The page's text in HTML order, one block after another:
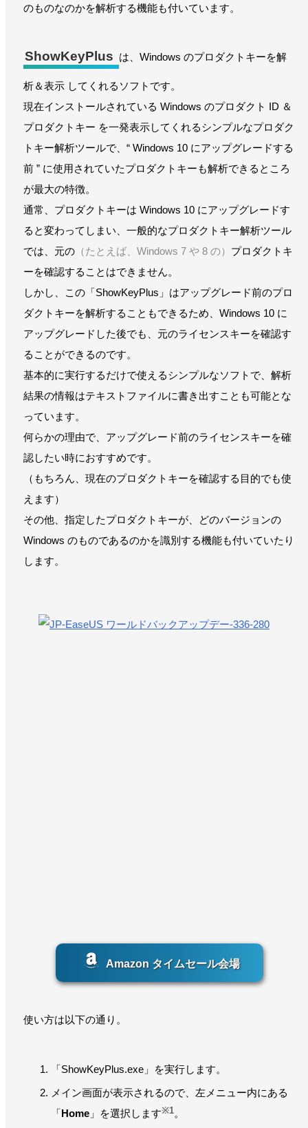
のものなのかを解析する機能も付いています。
ShowKeyPlus は、Windows のプロダクトキーを解
析＆表示 してくれるソフトです。
現在インストールされている Windows のプロダクト ID ＆
プロダクトキー を一発表示してくれるシンプルなプロダク
トキー解析ツールで、“ Windows 10 にアップグレードする
前 ” に使用されていたプロダクトキーも解析できるところ
が最大の特徴。
通常、プロダクトキーは Windows 10 にアップグレードす
ると変わってしまい、一般的なプロダクトキー解析ツール
では、元の （たとえば、Windows 7 や 8 の） プロダクトキ
ーを確認することはできません。
しかし、この「ShowKeyPlus」はアップグレード前のプロ
ダクトキーを解析することもできるため、Windows 10 に
アップグレードした後でも、元のライセンスキーを確認す
ることができるのです。
基本的に実行するだけで使えるシンプルなソフトで、解析
結果の情報はテキストファイルに書き出すことも可能とな
っています。
何らかの理由で、アップグレード前のライセンスキーを確
認したい時におすすめです。
（もちろん、現在のプロダクトキーを確認する目的でも使
えます）
その他、指定したプロダクトキーが、どのバージョンの
Windows のものであるのかを識別する機能も付いていたり
します。
Amazon タイムセール会場
使い方は以下の通り。
「ShowKeyPlus.exe」を実行します。
メイン画面が表示されるので、左メニュー内にある
「Home 」を選択します※1。